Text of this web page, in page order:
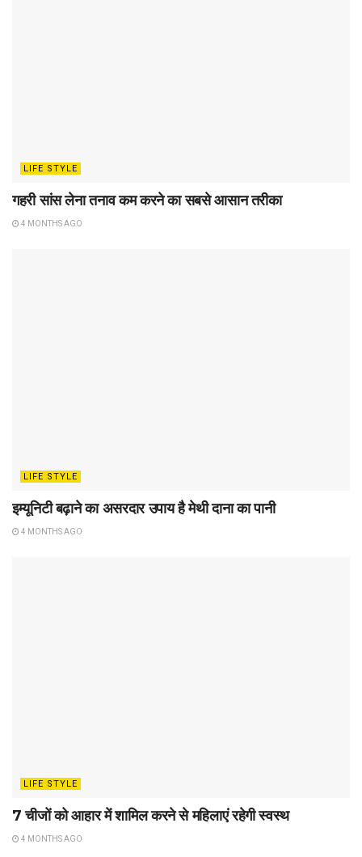
LIFE STYLE
गहरी सांस लेना तनाव कम करने का सबसे आसान तरीका
4 MONTHS AGO
LIFE STYLE
इम्यूनिटी बढ़ाने का असरदार उपाय है मेथी दाना का पानी
4 MONTHS AGO
LIFE STYLE
7 चीजों को आहार में शामिल करने से महिलाएं रहेगी स्वस्थ
4 MONTHS AGO